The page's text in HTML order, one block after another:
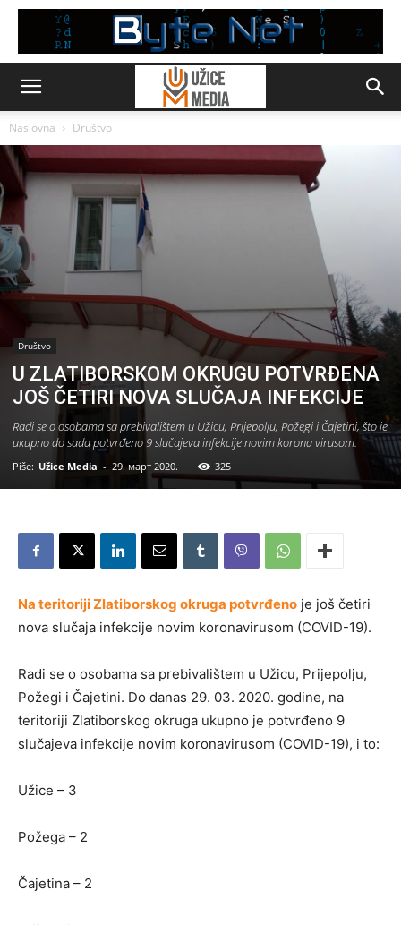
Naslovna Društvo
Društvo
U ZLATIBORSKOM OKRUGU POTVRĐENA
JOŠ ČETIRI NOVA SLUČAJA INFEKCIJE
Radi se o osobama sa prebivalištem u Užicu, Prijepolju, Požegi i Čajetini, što je
ukupno do sada potvrđeno 9 slučajeva infekcije novim korona virusom.
Piše: Užice Media - 29. март 2020. 325
Na teritoriji Zlatiborskog okruga potvrđeno je još četiri
nova slučaja infekcije novim koronavirusom (COVID-19).
Radi se o osobama sa prebivalištem u Užicu, Prijepolju,
Požegi i Čajetini. Do danas 29. 03. 2020. godine, na
teritoriji Zlatiborskog okruga ukupno je potvrđeno 9
slučajeva infekcije novim koronavirusom (COVID-19), i to:
Užice – 3
Požega – 2
Čajetina – 2